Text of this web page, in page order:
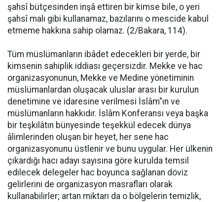
şahsî bütçesinden inşâ ettiren bir kimse bile, o yeri
şahsî malı gibi kullanamaz, bazılarını o mescide kabul
etmeme hakkına sahip olamaz. (2/Bakara, 114).
Tüm müslümanların ibâdet edecekleri bir yerde, bir
kimsenin sahiplik iddiası geçersizdir. Mekke ve hac
organizasyonunun, Mekke ve Medine yönetiminin
müslümanlardan oluşacak uluslar arası bir kurulun
denetimine ve idaresine verilmesi İslâm"ın ve
müslümanların hakkıdır. İslâm Konferansı veya başka
bir teşkilâtın bünyesinde teşekkül edecek dünya
âlimlerinden oluşan bir heyet, her sene hac
organizasyonunu üstlenir ve bunu uygular. Her ülkenin
çıkardığı hacı adayı sayısına göre kurulda temsil
edilecek delegeler hac boyunca sağlanan döviz
gelirlerini de organizasyon masrafları olarak
kullanabilirler; artan miktarı da o bölgelerin temizlik,